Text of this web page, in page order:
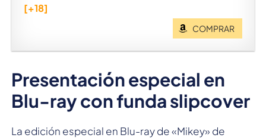
[+18]
COMPRAR
Presentación especial en
Blu-ray con funda slipcover
La edición especial en Blu-ray de «Mikey» de